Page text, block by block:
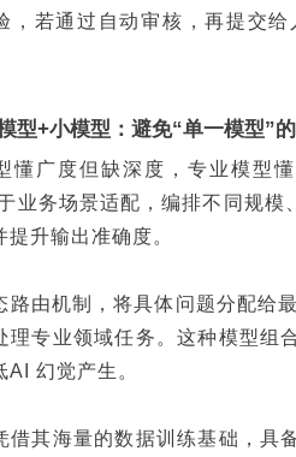
，若通过自动审核，再提交
型+小模型：避免“单一模型”
懂广度但缺深度，专业模型
业务场景适配，编排不同规
提升输出准确度。
路由机制，将具体问题分配给
理专业领域任务。这种模型组
AI 幻觉产生。
借其海量的数据训练基础，具